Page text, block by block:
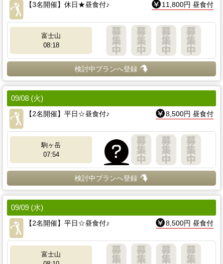
【3名開催】休日★昼食付♪
11,800円 昼食付
富士山
08:18
検討中プランへ登録
09/08 (火)
【2名開催】平日☆昼食付♪
8,500円 昼食付
駒ヶ岳
07:54
検討中プランへ登録
09/09 (水)
【2名開催】平日☆昼食付♪
8,500円 昼食付
富士山